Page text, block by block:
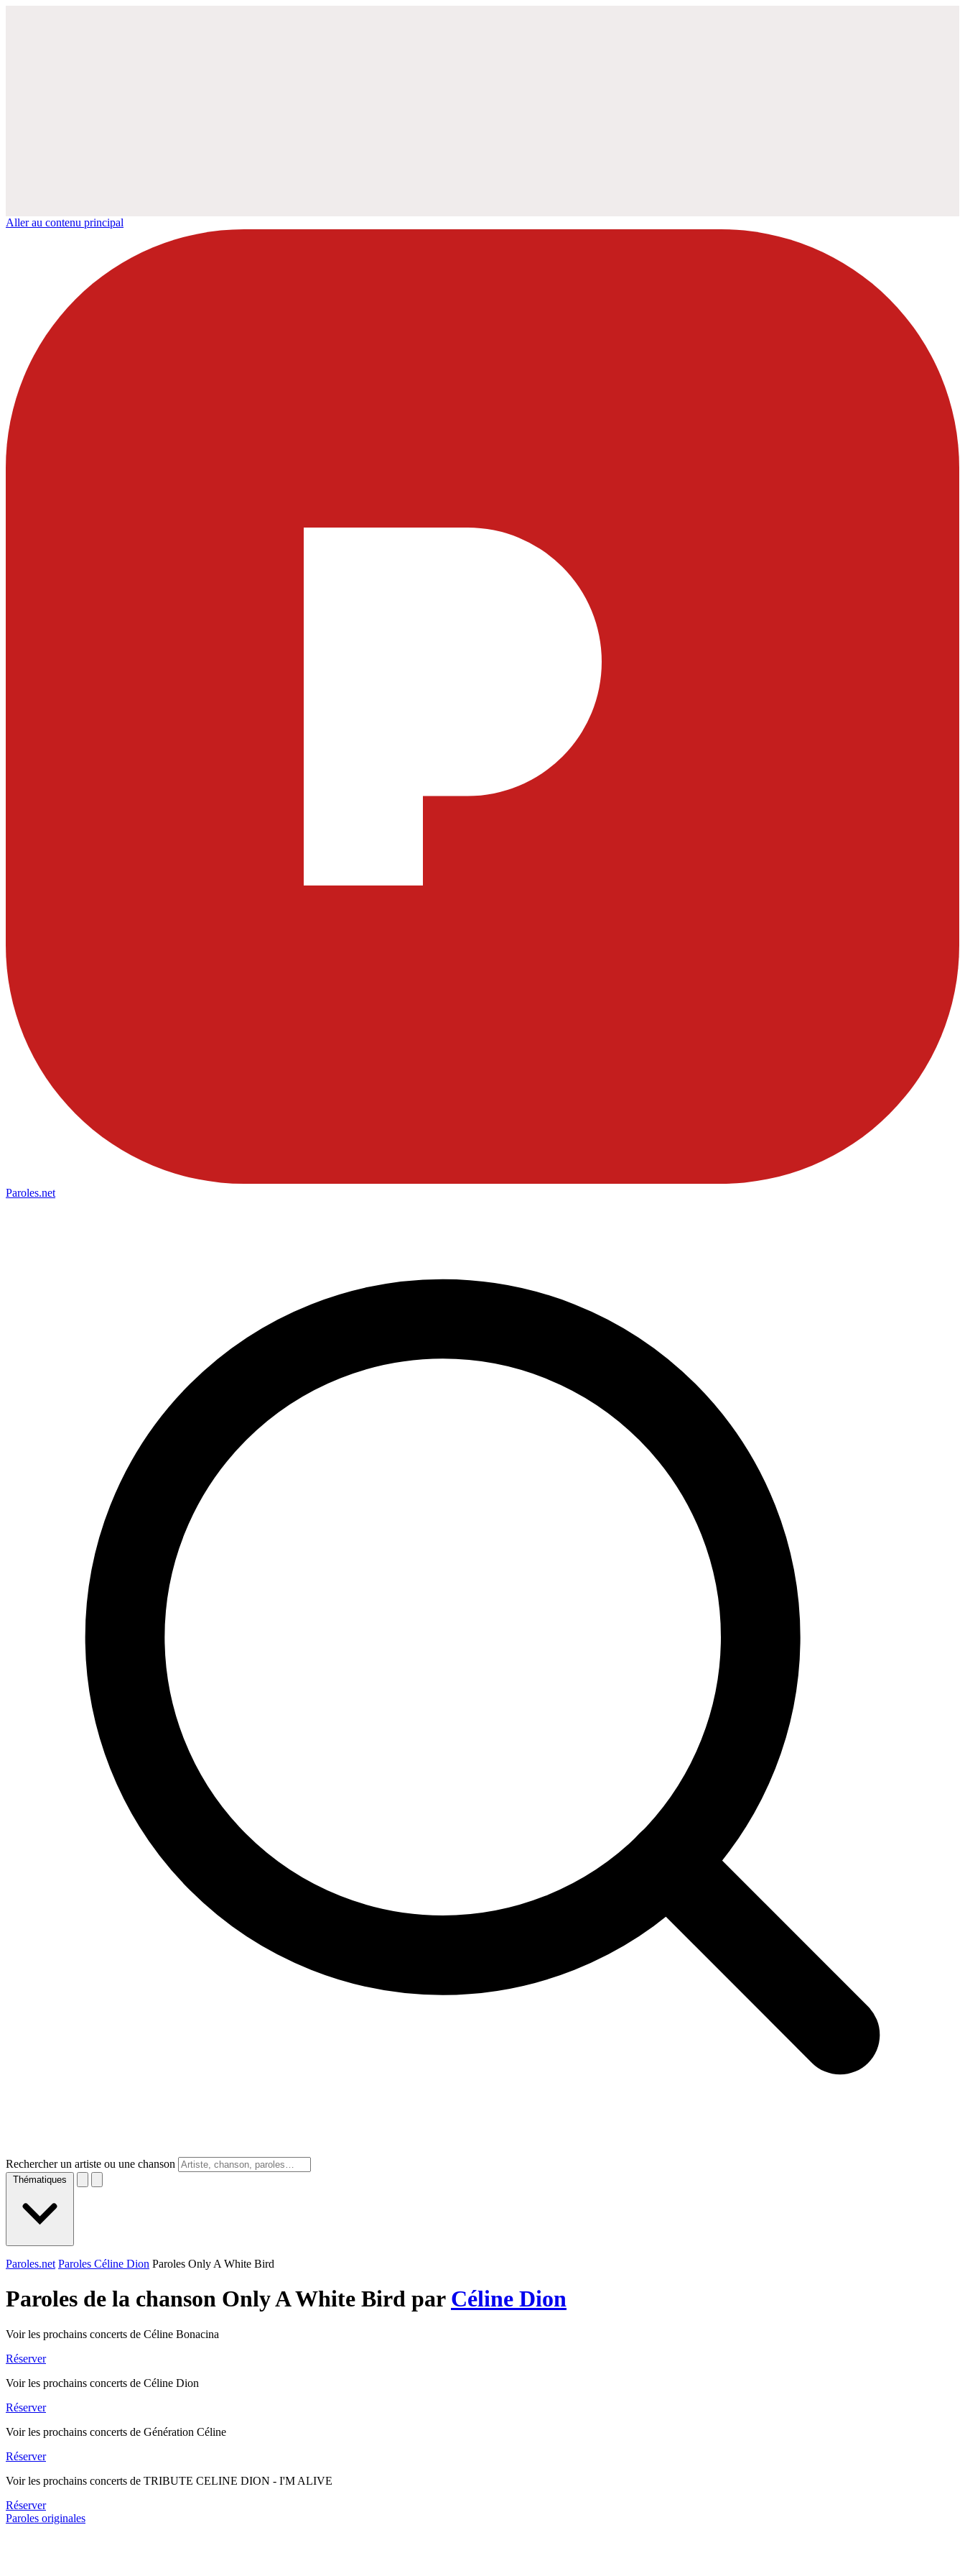
Aller au contenu principal
Paroles.net
Rechercher un artiste ou une chanson
Thématiques
Paroles.net Paroles Céline Dion Paroles Only A White Bird
Paroles de la chanson Only A White Bird par Céline Dion
Voir les prochains concerts de Céline Bonacina
Réserver
Voir les prochains concerts de Céline Dion
Réserver
Voir les prochains concerts de Génération Céline
Réserver
Voir les prochains concerts de TRIBUTE CELINE DION - I'M ALIVE
Réserver
Paroles originales